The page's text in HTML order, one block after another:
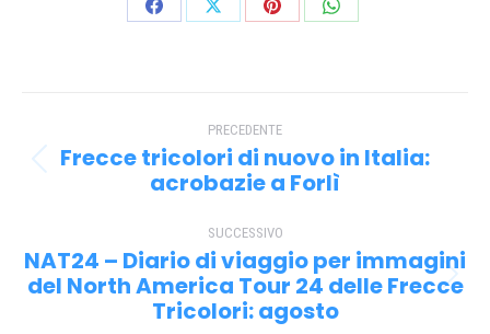
CondividiCondividiCondividiCondividi
tra PRECEDENTE
Post
precedente:
Frecce tricolori di nuovo in Italia:
acrobazie a Forlì
SUCCESSIVO
Prossimo
post:
NAT24 – Diario di viaggio per immagini
del North America Tour 24 delle Frecce
Tricolori: agosto